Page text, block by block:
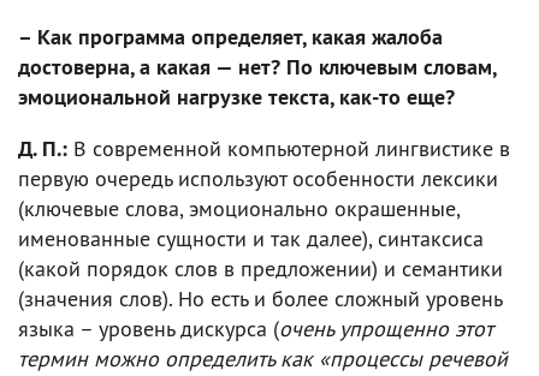
– Как программа определяет, какая жалоба
достоверна, а какая — нет? По ключевым словам,
эмоциональной нагрузке текста, как-то еще?
Д. П.: В современной компьютерной лингвистике в
первую очередь используют особенности лексики
(ключевые слова, эмоционально окрашенные,
именованные сущности и так далее), синтаксиса
(какой порядок слов в предложении) и семантики
(значения слов). Но есть и более сложный уровень
языка – уровень дискурса (очень упрощенно этот
термин можно определить как «процессы речевой